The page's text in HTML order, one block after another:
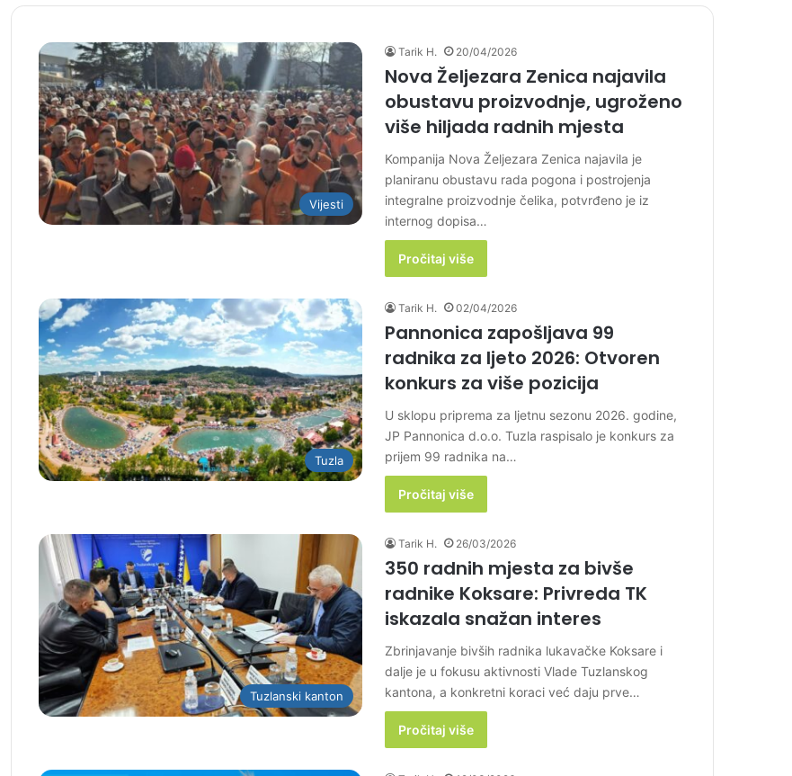
Vijesti
Tarik H. 20/04/2026
Nova Željezara Zenica najavila
obustavu proizvodnje, ugroženo
više hiljada radnih mjesta
Kompanija Nova Željezara Zenica najavila je
planiranu obustavu rada pogona i postrojenja
integralne proizvodnje čelika, potvrđeno je iz
internog dopisa…
Pročitaj više
Tuzla
Tarik H. 02/04/2026
Pannonica zapošljava 99
radnika za ljeto 2026: Otvoren
konkurs za više pozicija
U sklopu priprema za ljetnu sezonu 2026. godine,
JP Pannonica d.o.o. Tuzla raspisalo je konkurs za
prijem 99 radnika na…
Pročitaj više
Tuzlanski kanton
Tarik H. 26/03/2026
350 radnih mjesta za bivše
radnike Koksare: Privreda TK
iskazala snažan interes
Zbrinjavanje bivših radnika lukavačke Koksare i
dalje je u fokusu aktivnosti Vlade Tuzlanskog
kantona, a konkretni koraci već daju prve…
Pročitaj više